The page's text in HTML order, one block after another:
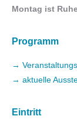
Montag ist
Programm
→
→ aktuelle
Eintritt